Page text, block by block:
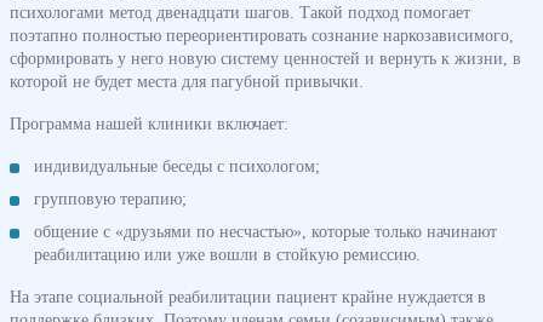
психологами метод двенадцати шагов. Такой подход помогает
поэтапно полностью переориентировать сознание наркозависимого,
сформировать у него новую систему ценностей и вернуть к жизни, в
которой не будет места для пагубной привычки.
Программа нашей клиники включает:
индивидуальные беседы с психологом;
групповую терапию;
общение с «друзьями по несчастью», которые только начинают
реабилитацию или уже вошли в стойкую ремиссию.
На этапе социальной реабилитации пациент крайне нуждается в